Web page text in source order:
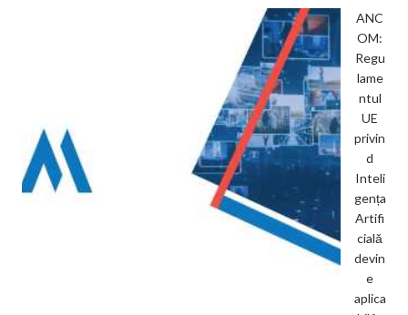
ANC
OM:
Regu
lame
ntul
UE
privin
d
Inteli
gența
Artifi
cială
devin
e
aplica